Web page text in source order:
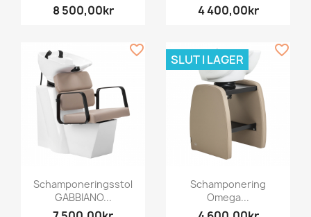
8 500,00kr 4 400,00kr
Schamponeringsstol
GABBIANO...
favorite_border
Schamponering
Omega...
SLUT I LAGER
favorite_border